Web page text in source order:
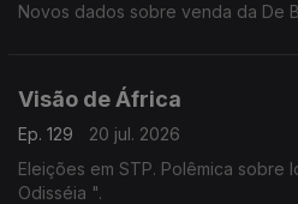
Novos dados sobre venda da De
Visão de África
Ep. 129
20 jul. 2026
Eleições em STP. Polêmica sobre
Odisséia ".